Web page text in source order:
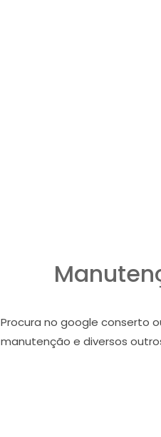
Procura no google conserto
manutenção e diversos